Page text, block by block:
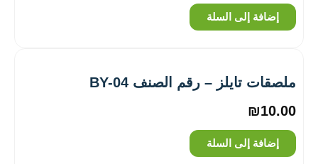
إضافة إلى السلة
ملصقات تايلز – رقم الصنف BY-04
₪10.00
إضافة إلى السلة